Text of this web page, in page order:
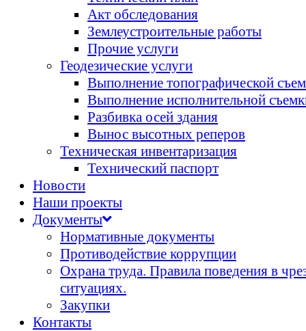
Акт обследования
Землеустроительные работы
Прочие услуги
Геодезические услуги
Выполнение топографической
Выполнение исполнительной
Разбивка осей здания
Вынос высотных реперов
Техническая инвентаризация
Технический паспорт
Новости
Наши проекты
Документы
Нормативные документы
Противодействие коррупции
Охрана труда. Правила поведения в
ситуациях.
Закупки
Контакты